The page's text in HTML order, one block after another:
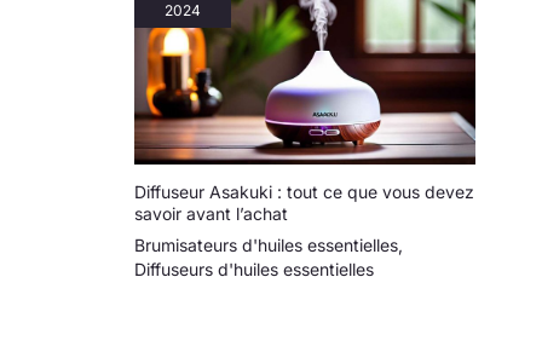
2024
Diffuseur Asakuki : tout ce que vous devez
savoir avant l’achat
Brumisateurs d'huiles essentielles,
Diffuseurs d'huiles essentielles